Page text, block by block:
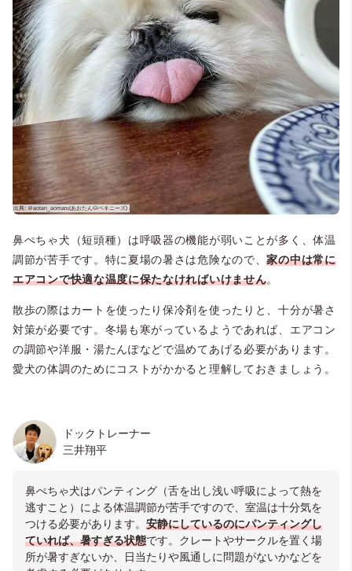
鼻ぺちゃ犬（短頭種）は呼吸器の機能が弱いことが多く、体温
調節が苦手です。特に夏場の暑さは危険なので、家の中は常に
エアコンで快適な温度に保たなければいけません。
散歩の際はカートを使ったり保冷剤を使ったりと、十分が暑さ
対策が必要です。冬場も寒がっているようであれば、エアコン
の調節や洋服・湯たんぽなどで温めてあげる必要があります。
愛犬の体調のためにコストがかかると理解しておきましょう。
ドックトレーナー
三井翔平
鼻ぺちゃ犬はパンティング（舌を出し浅い呼吸によって熱を
逃すこと）による体温調節が苦手ですので、室温は十分気を
つける必要があります。 安静にしているのにパンティングし
ていれば、暑すぎる状態です。クレートやサークルを置く場
所が暑すぎないか、日当たりや風通しに問題がないかなどを